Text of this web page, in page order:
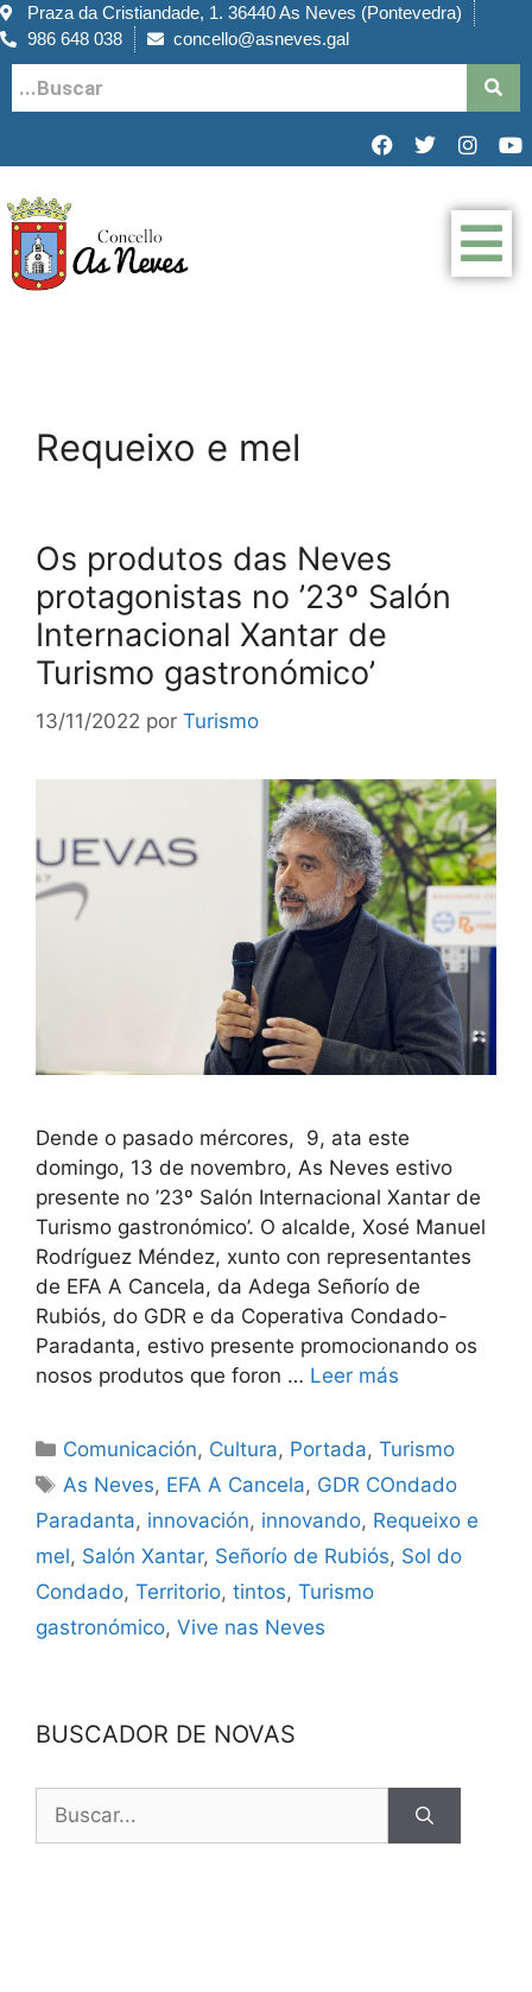
Praza da Cristiandade, 1. 36440 As Neves (Pontevedra)
986 648 038
concello@asneves.gal
Requeixo e mel
Os produtos das Neves
protagonistas no ’23º Salón
Internacional Xantar de
Turismo gastronómico’
13/11/2022 por Turismo
Dende o pasado mércores, 9, ata este
domingo, 13 de novembro, As Neves estivo
presente no ’23º Salón Internacional Xantar de
Turismo gastronómico’. O alcalde, Xosé Manuel
Rodríguez Méndez, xunto con representantes
de EFA A Cancela, da Adega Señorío de
Rubiós, do GDR e da Coperativa Condado-
Paradanta, estivo presente promocionando os
nosos produtos que foron … Leer más
Comunicación, Cultura, Portada,Turismo
As Neves, EFA A Cancela, GDR COndado
Paradanta, innovación, innovando, Requeixo e
mel, Salón Xantar, Señorío de Rubiós, Sol do
Condado, Territorio, tintos, Turismo
gastronómico, Vive nas Neves
BUSCADOR DE NOVAS